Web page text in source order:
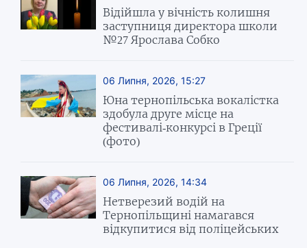
Відійшла у вічність колишня
заступниця директора школи
№27 Ярослава Собко
06 Липня, 2026, 15:27
Юна тернопільська вокалістка
здобула друге місце на
фестивалі-конкурсі в Греції
(фото)
06 Липня, 2026, 14:34
Нетверезий водій на
Тернопільщині намагався
відкупитися від поліцейських